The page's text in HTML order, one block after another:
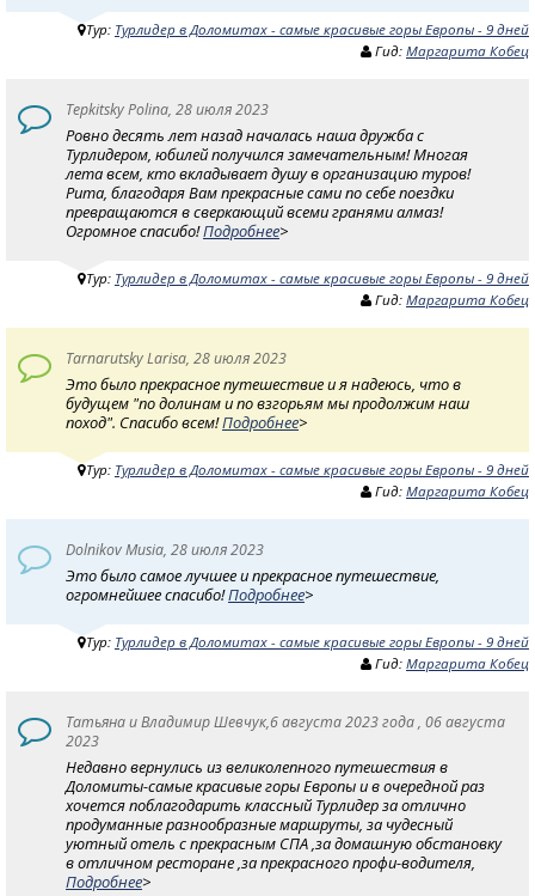
Тур: Турлидер в Доломитах - самые красивые горы Европы - 9 дней
Гид: Маргарита Кобец
Tepkitsky Polina, 28 июля 2023
Ровно десять лет назад началась наша дружба с
Турлидером, юбилей получился замечательным! Многая
лета всем, кто вкладывает душу в организацию туров!
Рита, благодаря Вам прекрасные сами по себе поездки
превращаются в сверкающий всеми гранями алмаз!
Огромное спасибо!Подробнее>
Тур: Турлидер в Доломитах - самые красивые горы Европы - 9 дней
Гид: Маргарита Кобец
Tarnarutsky Larisa, 28 июля 2023
Это было прекрасное путешествие и я надеюсь, что в
будущем "по долинам и по взгорьям мы продолжим наш
поход". Спасибо всем!Подробнее>
Тур: Турлидер в Доломитах - самые красивые горы Европы - 9 дней
Гид: Маргарита Кобец
Dolnikov Musia, 28 июля 2023
Это было самое лучшее и прекрасное путешествие,
огромнейшее спасибо!Подробнее>
Тур: Турлидер в Доломитах - самые красивые горы Европы - 9 дней
Гид: Маргарита Кобец
Татьяна и Владимир Шевчук,6 августа 2023 года , 06 августа
2023
Недавно вернулись из великолепного путешествия в
Доломиты-самые красивые горы Европы и в очередной раз
хочется поблагодарить классный Турлидер за отлично
продуманные разнообразные маршруты, за чудесный
уютный отель с прекрасным СПА ,за домашную обстановку
в отличном ресторане ,за прекрасного профи-водителя,
Подробнее>